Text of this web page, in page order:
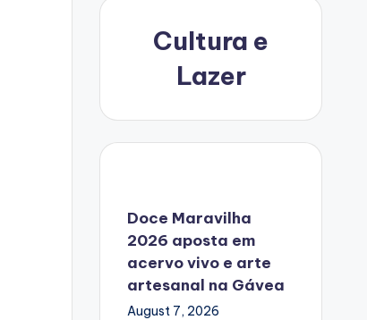
Cultura e
Lazer
Doce Maravilha
2026 aposta em
acervo vivo e arte
artesanal na Gávea
August 7, 2026